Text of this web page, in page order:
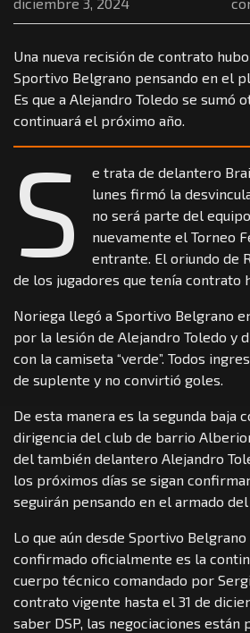
Una nueva recisión de contrato
Sportivo Belgrano pensando en el
Es que a Alejandro Toledo se sumó
continuará el próximo año.
S
e trata de delantero
lunes firmó la
no será parte del
nuevamente el Torneo
entrante. El oriundo de
de los jugadores que tenía contrato
Noriega llegó a Sportivo Belgrano
por la lesión de Alejandro Toledo y
con la camiseta “verde”. Todos
de suplente y no convirtió goles.
De esta manera es la segunda baja
dirigencia del club de barrio
del también delantero Alejandro
los próximos días se sigan
seguirán pensando en el armado
Lo que aún desde Sportivo
confirmado oficialmente es la
cuerpo técnico comandado por
contrato vigente hasta el 31 de
saber DSP, las negociaciones están